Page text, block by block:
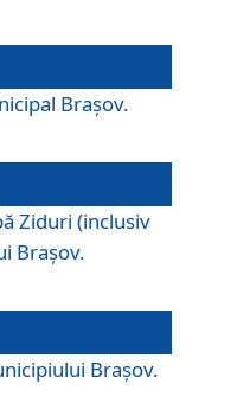
Braşov.
Ziduri (inclusiv
Braşov.
Braşov.